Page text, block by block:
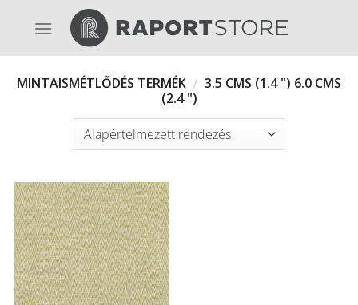
MINTAISMÉTLŐDÉS TERMÉK / 3.5 CMS (1.4 ") 6.0 CMS
(2.4 ")